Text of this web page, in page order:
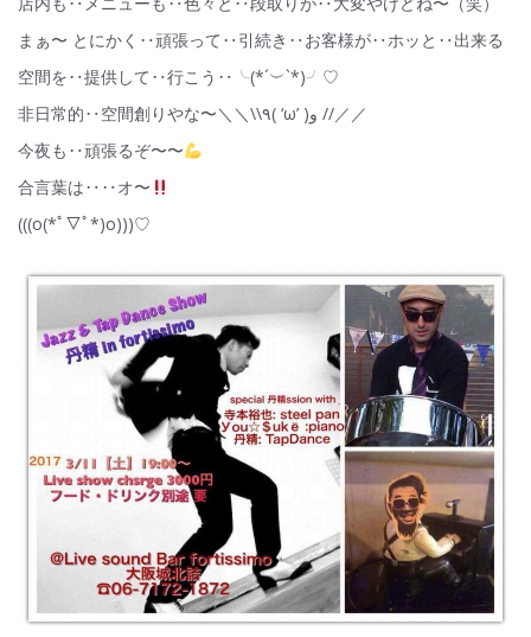
まぁ〜 とにかく‥頑張って‥引続き‥お客様が‥ホッと‥出来る
空間を‥提供して‥行こう‥╰(*´︶`*)╯♡
非日常的‥空間創りやな〜＼＼\\٩( ‘ω’ )و //／／
今夜も‥頑張るぞ〜〜
合言葉は‥‥オ〜
(((o(*ﾟ▽ﾟ*)o)))♡